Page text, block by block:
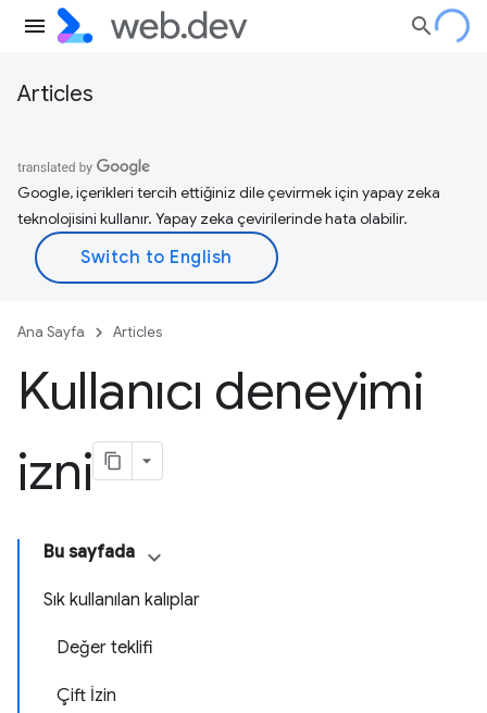
Articles
Google, içerikleri tercih ettiğiniz dile çevirmek için yapay zeka
teknolojisini kullanır. Yapay zeka çevirilerinde hata olabilir.
Ana Sayfa Articles
Kullanıcı deneyimi
izni
Bu sayfada
Sık kullanılan kalıplar
Değer teklifi
Çift İzin